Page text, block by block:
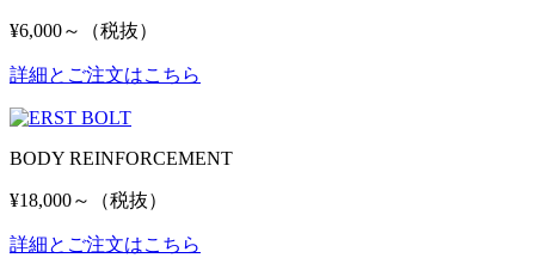
¥6,000～（税抜）
詳細とご注文はこちら
BODY REINFORCEMENT
¥18,000～（税抜）
詳細とご注文はこちら